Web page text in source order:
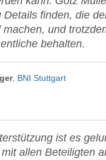
Details finden, die
machen, und
behalten.
, BNI Stuttgart
ist es
allen Beteiligten